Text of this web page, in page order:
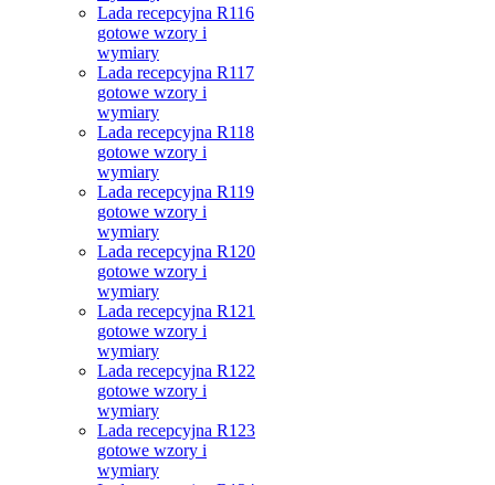
Lada recepcyjna R116
gotowe wzory i
wymiary
Lada recepcyjna R117
gotowe wzory i
wymiary
Lada recepcyjna R118
gotowe wzory i
wymiary
Lada recepcyjna R119
gotowe wzory i
wymiary
Lada recepcyjna R120
gotowe wzory i
wymiary
Lada recepcyjna R121
gotowe wzory i
wymiary
Lada recepcyjna R122
gotowe wzory i
wymiary
Lada recepcyjna R123
gotowe wzory i
wymiary